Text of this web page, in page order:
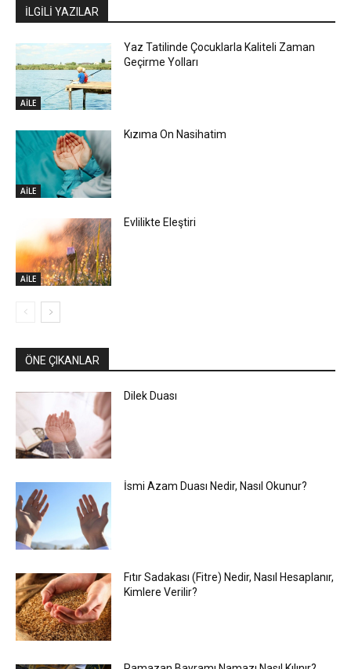
İLGİLİ YAZILAR
AİLE
Yaz Tatilinde Çocuklarla Kaliteli Zaman
Geçirme Yolları
AİLE
Kızıma On Nasihatim
AİLE
Evlilikte Eleştiri
ÖNE ÇIKANLAR
Dilek Duası
İsmi Azam Duası Nedir, Nasıl Okunur?
Fıtır Sadakası (Fitre) Nedir, Nasıl Hesaplanır,
Kimlere Verilir?